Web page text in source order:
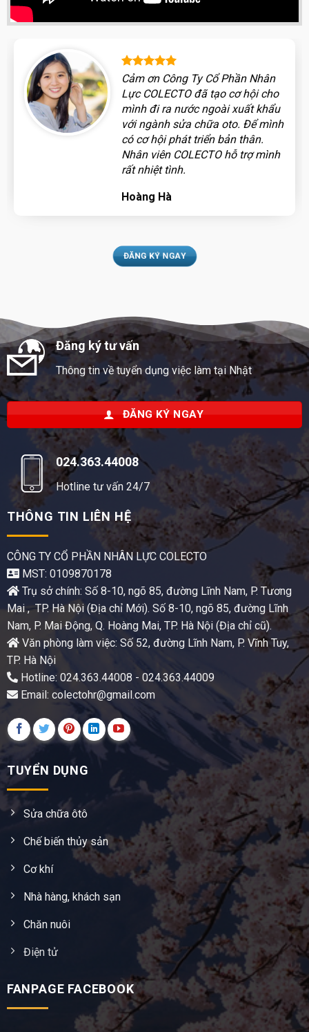
Cảm ơn Công Ty Cổ Phần Nhân
Lực COLECTO đã tạo cơ hội cho
mình đi ra nước ngoài xuất khẩu
với ngành sửa chữa oto. Để mình
có cơ hội phát triển bản thân.
Nhân viên COLECTO hỗ trợ mình
rất nhiệt tình.
Hoàng Hà
ĐĂNG KÝ NGAY
Đăng ký tư vấn
Thông tin về tuyển dụng việc làm tại Nhật
ĐĂNG KÝ NGAY
024.363.44008
Hotline tư vấn 24/7
THÔNG TIN LIÊN HỆ
CÔNG TY CỔ PHẦN NHÂN LỰC COLECTO
MST: 0109870178
Trụ sở chính: Số 8-10, ngõ 85, đường Lĩnh Nam, P. Tương
Mai , TP. Hà Nội (Địa chỉ Mới). Số 8-10, ngõ 85, đường Lĩnh
Nam, P. Mai Động, Q. Hoàng Mai, TP. Hà Nội (Địa chỉ cũ).
Văn phòng làm việc: Số 52, đường Lĩnh Nam, P. Vĩnh Tuy,
TP. Hà Nội
Hotline: 024.363.44008 - 024.363.44009
Email: colectohr@gmail.com
TUYỂN DỤNG
Sửa chữa ôtô
Chế biến thủy sản
Cơ khí
Nhà hàng, khách sạn
Chăn nuôi
Điện tử
FANPAGE FACEBOOK